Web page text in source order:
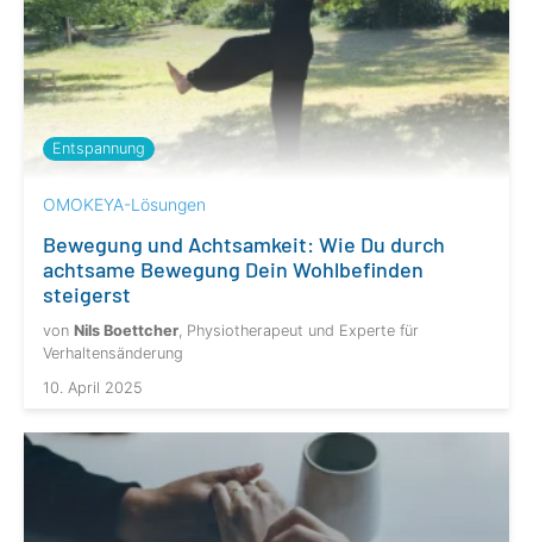
Entspannung
OMOKEYA-Lösungen
Bewegung und Achtsamkeit: Wie Du durch
achtsame Bewegung Dein Wohlbefinden
steigerst
von Nils Boettcher , Physiotherapeut und Experte für
Verhaltensänderung
10. April 2025